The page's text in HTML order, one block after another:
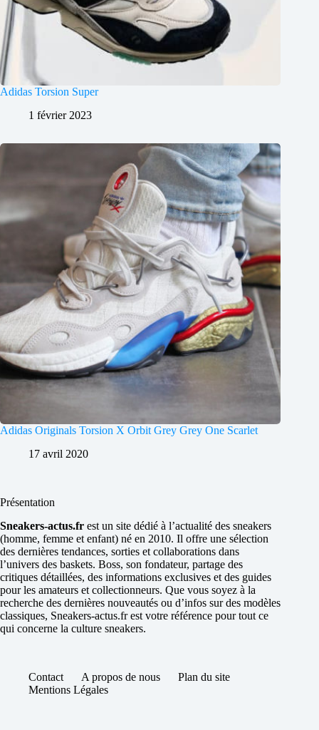
Adidas Torsion Super
1 février 2023
Adidas Originals Torsion X Orbit Grey Grey One Scarlet
17 avril 2020
Présentation
Sneakers-actus.fr est un site dédié à l’actualité des sneakers
(homme, femme et enfant) né en 2010. Il offre une sélection
des dernières tendances, sorties et collaborations dans
l’univers des baskets. Boss, son fondateur, partage des
critiques détaillées, des informations exclusives et des guides
pour les amateurs et collectionneurs. Que vous soyez à la
recherche des dernières nouveautés ou d’infos sur des modèles
classiques, Sneakers-actus.fr est votre référence pour tout ce
qui concerne la culture sneakers.
Contact A propos de nous
Plan du site
Mentions Légales